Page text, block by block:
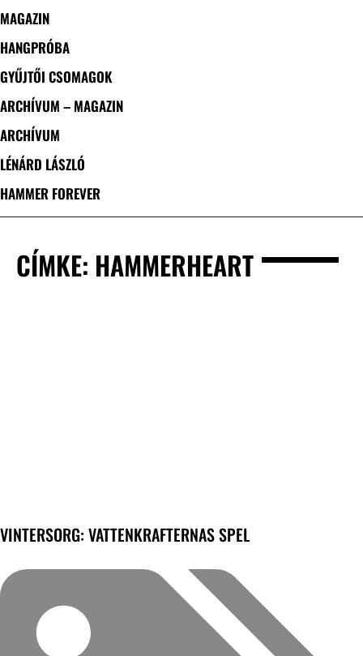
MAGAZIN
HANGPRÓBA
GYŰJTŐI CSOMAGOK
ARCHÍVUM – MAGAZIN
ARCHÍVUM
LÉNÁRD LÁSZLÓ
HAMMER FOREVER
CÍMKE: HAMMERHEART
VINTERSORG: VATTENKRAFTERNAS SPEL